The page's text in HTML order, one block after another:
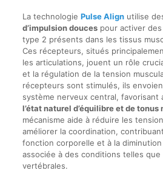
La technologie Pulse Alignutilise
d’impulsion doucespour activer des
type 2 présents dans les tissus
Ces récepteurs, situés
les articulations, jouent un rôle
et la régulation de la tension
récepteurs sont stimulés, ils
système nerveux central, favorisant
l’état naturel d’équilibre et de tonus
mécanisme aide à réduire les
améliorer la coordination,
fonction corporelle et à la
associée à des conditions telles que
vertébrales.